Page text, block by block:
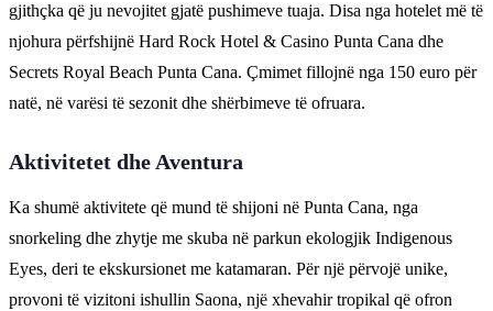
gjithçka që ju nevojitet gjatë pushimeve tuaja. Disa nga hotelet më të
njohura përfshijnë Hard Rock Hotel & Casino Punta Cana dhe
Secrets Royal Beach Punta Cana. Çmimet fillojnë nga 150 euro për
natë, në varësi të sezonit dhe shërbimeve të ofruara.
Aktivitetet dhe Aventura
Ka shumë aktivitete që mund të shijoni në Punta Cana, nga
snorkeling dhe zhytje me skuba në parkun ekologjik Indigenous
Eyes, deri te ekskursionet me katamaran. Për një përvojë unike,
provoni të vizitoni ishullin Saona, një xhevahir tropikal që ofron